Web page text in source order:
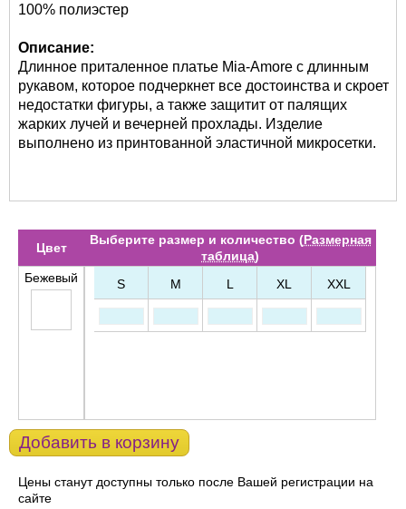
100% полиэстер
Описание:
Длинное приталенное платье Mia-Amore с длинным
рукавом, которое подчеркнет все достоинства и скроет
недостатки фигуры, а также защитит от палящих
жарких лучей и вечерней прохлады. Изделие
выполнено из принтованной эластичной микросетки.
Цвет
Выберите размер и количество (Размерная
таблица)
Бежевый
S M L XL XXL
Добавить в корзину
Цены станут доступны только после Вашей регистрации на
сайте